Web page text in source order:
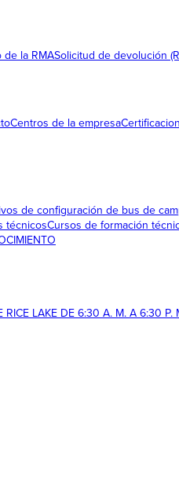
de la RMASolicitud de devolución
Centros de la empresa
de configuración de bus de
técnicosCursos de formación
LAKE DE 6:30 A. M. A 6:30 P.